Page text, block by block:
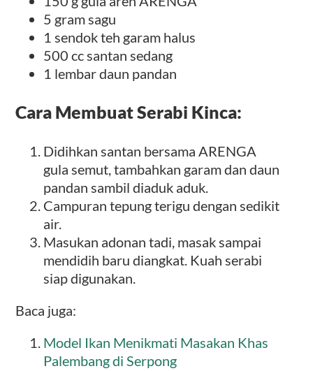
5 gram sagu
1 sendok teh garam halus
500 cc santan sedang
1 lembar daun pandan
Cara Membuat Serabi Kinca:
Didihkan santan bersama ARENGA
gula semut, tambahkan garam dan daun
pandan sambil diaduk aduk.
Campuran tepung terigu dengan sedikit
air.
Masukan adonan tadi, masak sampai
mendidih baru diangkat. Kuah serabi
siap digunakan.
Baca juga:
Model Ikan Menikmati Masakan Khas
Palembang di Serpong